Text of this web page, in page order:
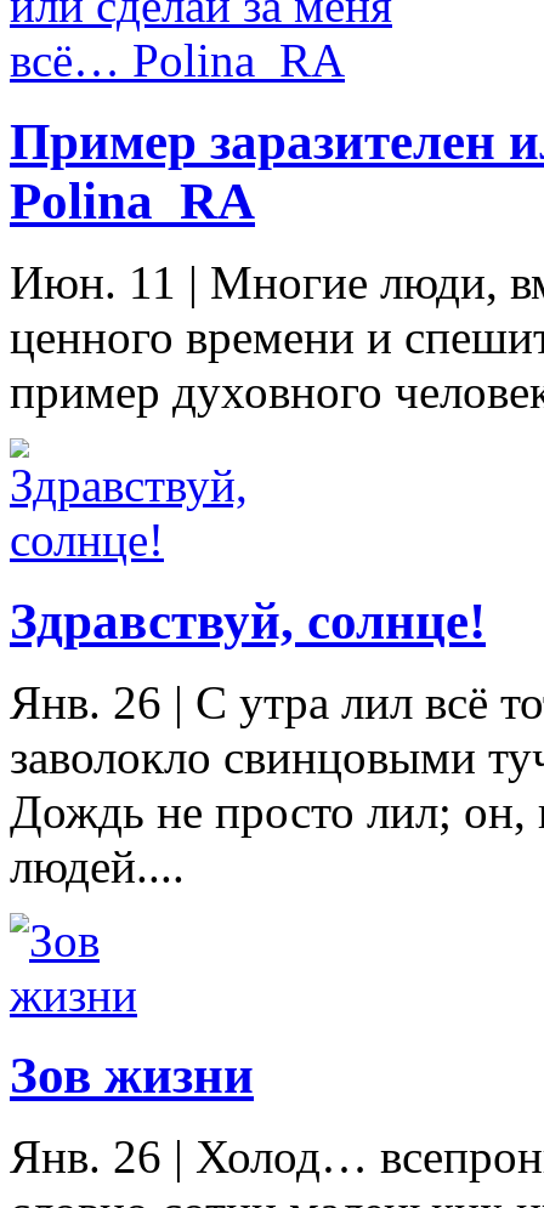
Пример заразителен
Polina_RA
Июн. 11 | Многие люди,
ценного времени и
пример духовного
Здравствуй, солнце!
Янв. 26 | С утра лил всё
заволокло свинцовыми
Дождь не просто лил; он,
людей....
Зов жизни
Янв. 26 | Холод…